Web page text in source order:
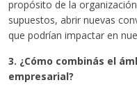
propósito de la
supuestos, abrir nuevas
que podrían impactar en
3. ¿Cómo combinás el
empresarial?